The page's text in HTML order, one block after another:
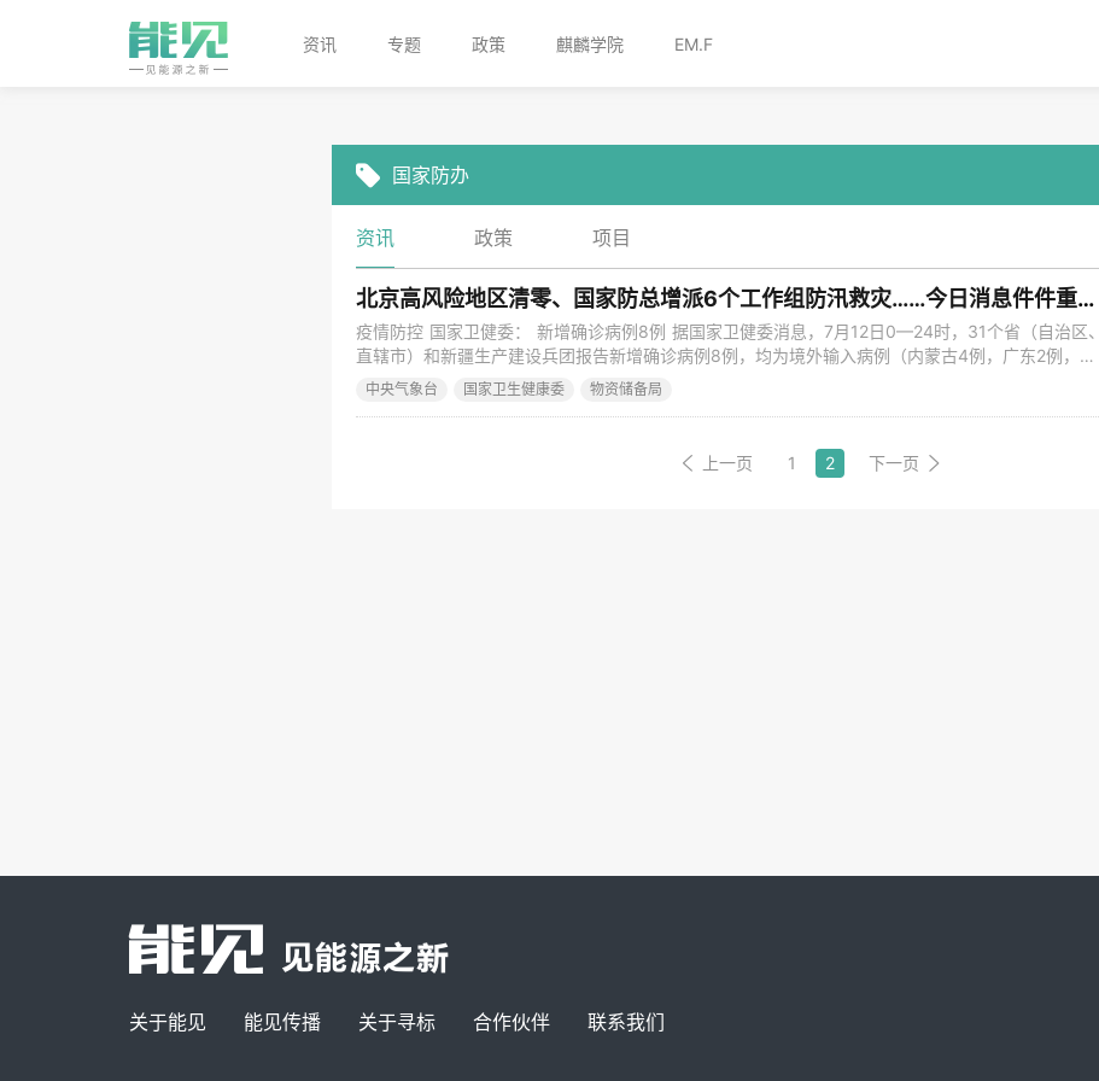
资讯 专题 政策 麒麟学院 EM.F
国家防办
资讯 政策 项目
北京高风险地区清零、国家防总增派6个工作组防汛救灾……今日消息件件重磅！
疫情防控 国家卫健委： 新增确诊病例8例 据国家卫健委消息，7月12日0—24时，31个省（自治区、
直辖市）和新疆生产建设兵团报告新增确诊病例8例，均为境外输入病例（内蒙古4例，广东2例，上
海1例，山东1例）；无新增死亡病例；无新增疑似病例。当日新增治愈出院病例14例，解除医学观察
的密切接触者538人，重症病例与前一日持平。 详细阅读 截至7月12日24时新型冠状病毒肺炎疫情最
中央气象台 国家卫生健康委 物资储备局
上一页 1 2 下一页
关于能见 能见传播 关于寻标 合作伙伴 联系我们